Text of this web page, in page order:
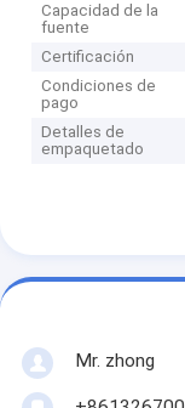
Capacidad de la
fuente
Certificación
Condiciones de
pago
Detalles de
empaquetado
Mr. zhong